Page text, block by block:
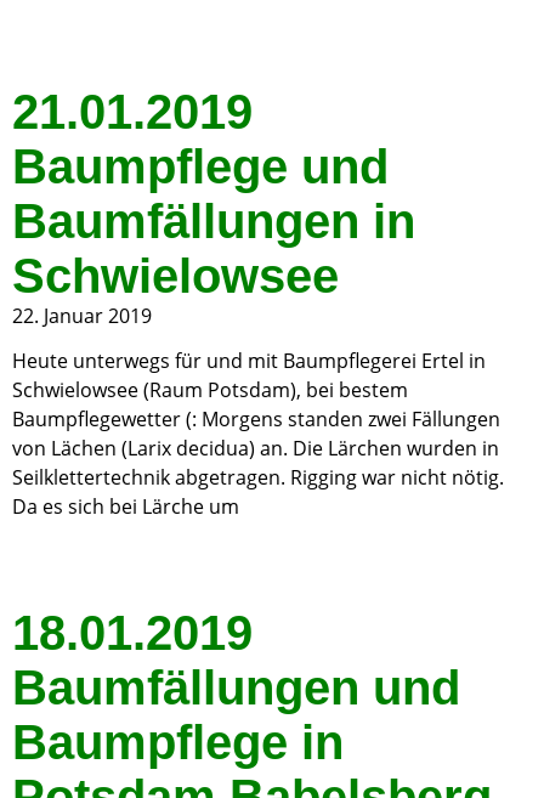
21.01.2019
Baumpflege und
Baumfällungen in
Schwielowsee
22. Januar 2019
Heute unterwegs für und mit Baumpflegerei Ertel in
Schwielowsee (Raum Potsdam), bei bestem
Baumpflegewetter (: Morgens standen zwei Fällungen
von Lächen (Larix decidua) an. Die Lärchen wurden in
Seilklettertechnik abgetragen. Rigging war nicht nötig.
Da es sich bei Lärche um
18.01.2019
Baumfällungen und
Baumpflege in